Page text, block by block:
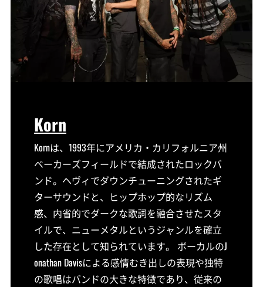
Korn
Kornは、1993年にアメリカ・カリフォルニア州
ベーカーズフィールドで結成されたロックバ
ンド。ヘヴィでダウンチューニングされたギ
ターサウンドと、ヒップホップ的なリズム
感、内省的でダークな歌詞を融合させたスタ
イルで、ニューメタルというジャンルを確立
した存在として知られています。 ボーカルのJ
onathan Davisによる感情むき出しの表現や独特
の歌唱はバンドの大きな特徴であり、従来の